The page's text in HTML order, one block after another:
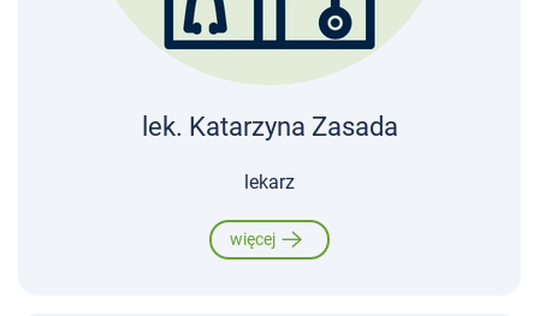
lek. Katarzyna Zasada
lekarz
więcej